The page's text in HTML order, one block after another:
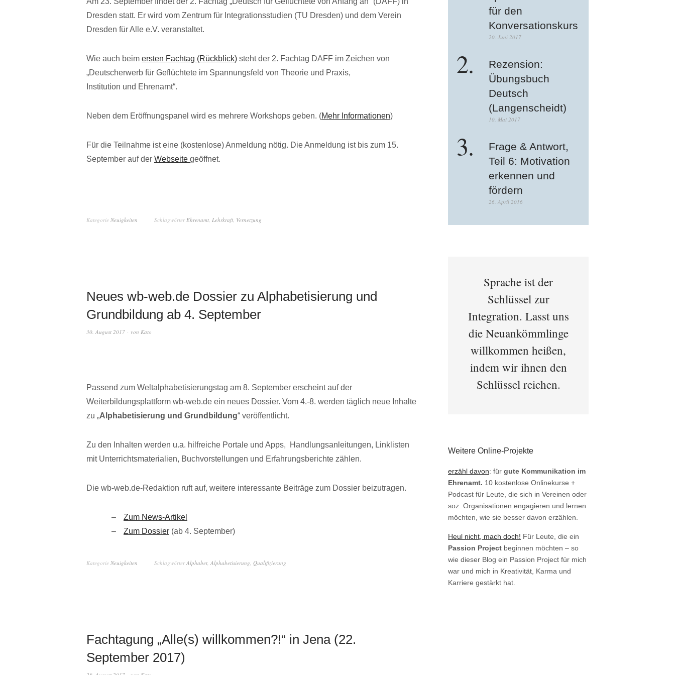
Dresden statt. Er wird vom Zentrum für Integrationsstudien (TU Dresden) und dem Verein
Dresden für Alle e.V. veranstaltet.
Wie auch beim ersten Fachtag (Rückblick) steht der 2. Fachtag DAFF im Zeichen von
„Deutscherwerb für Geflüchtete im Spannungsfeld von Theorie und Praxis,
Institution und Ehrenamt“.
Neben dem Eröffnungspanel wird es mehrere Workshops geben. (Mehr Informationen)
Für die Teilnahme ist eine (kostenlose) Anmeldung nötig. Die Anmeldung ist bis zum 15.
September auf der Webseite geöffnet.
Kategorie Neuigkeiten SchlagwörterEhrenamt, Lehrkraft, Vernetzung
Neues wb-web.de Dossier zu Alphabetisierung und
Grundbildung ab 4. September
30. August 2017 von Kato
Passend zum Weltalphabetisierungstag am 8. September erscheint auf der
Weiterbildungsplattform wb-web.de ein neues Dossier. Vom 4.-8. werden täglich neue Inhalte
zu „Alphabetisierung und Grundbildung“ veröffentlicht.
Zu den Inhalten werden u.a. hilfreiche Portale und Apps, Handlungsanleitungen, Linklisten
mit Unterrichtsmaterialien, Buchvorstellungen und Erfahrungsberichte zählen.
Die wb-web.de-Redaktion ruft auf, weitere interessante Beiträge zum Dossier beizutragen.
Zum News-Artikel
Zum Dossier (ab 4. September)
Kategorie Neuigkeiten SchlagwörterAlphabet, Alphabetisierung, Qualifizierung
Fachtagung „Alle(s) willkommen?!“ in Jena (22.
September 2017)
für den
Konversationskurs
20. Juni 2017
Rezension:
Übungsbuch
Deutsch
(Langenscheidt)
10. Mai 2017
Frage & Antwort,
Teil 6: Motivation
erkennen und
fördern
26. April 2016
Sprache ist der
Schlüssel zur
Integration. Lasst uns
die Neuankömmlinge
willkommen heißen,
indem wir ihnen den
Schlüssel reichen.
Weitere Online-Projekte
erzähl davon: für gute Kommunikation im
Ehrenamt. 10 kostenlose Onlinekurse +
Podcast für Leute, die sich in Vereinen oder
soz. Organisationen engagieren und lernen
möchten, wie sie besser davon erzählen.
Heul nicht, mach doch! Für Leute, die ein
Passion Project beginnen möchten – so
wie dieser Blog ein Passion Project für mich
war und mich in Kreativität, Karma und
Karriere gestärkt hat.